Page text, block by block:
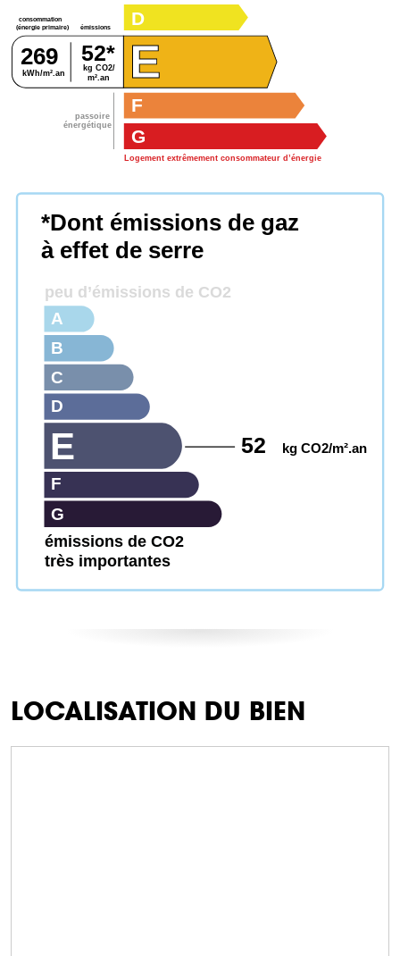
passoire
énergétique
consommation
(énergie primaire) émissions
kg CO2/
m².an
kWh/m².an
269 52*
G
Logement extrêmement consommateur d’énergie
F
E
D
émissions de CO2
très importantes
*Dont émissions de gaz
à effet de serre
peu d’émissions de CO2
G
F
E 52 kg CO2/m².an
D
C
B
A
LOCALISATION DU BIEN